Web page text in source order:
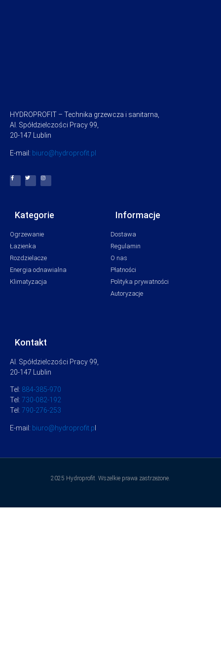
HYDROPROFIT – Technika grzewcza i sanitarna,
Al. Spółdzielczości Pracy 99,
20-147 Lublin
E-mail: biuro@hydroprofit.pl
Kategorie
Ogrzewanie
Łazienka
Rozdzielacze
Energia odnawialna
Klimatyzacja
Informacje
Dostawa
Regulamin
O nas
Płatności
Polityka prywatności
Autoryzacje
Kontakt
Al. Spółdzielczości Pracy 99,
20-147 Lublin
Tel: 884-385-970
Tel: 730-082-192
Tel: 790-276-253
E-mail: biuro@hydroprofit.p
2025 Hydroprofit. Wszelkie prawa zastrzeżone.